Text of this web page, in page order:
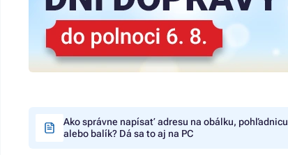
Ako správne napísať adresu na obálku, pohľadnicu
alebo balík? Dá sa to aj na PC